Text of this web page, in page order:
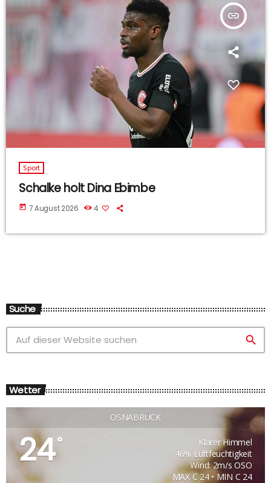
insert_link
Sport
Schalke holt Dina Ebimbe
today 7 August 2026 4
Suche
search
Wetter
OSNABRÜCK
24°
Klarer Himmel
46% Luftfeuchtigkeit
Wind: 2m/s OSO
MAX C 24 • MIN C 24